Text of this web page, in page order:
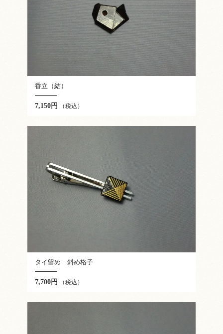
香立（結）
7,150円 （税込）
タイ留め 斜め格子
7,700円 （税込）